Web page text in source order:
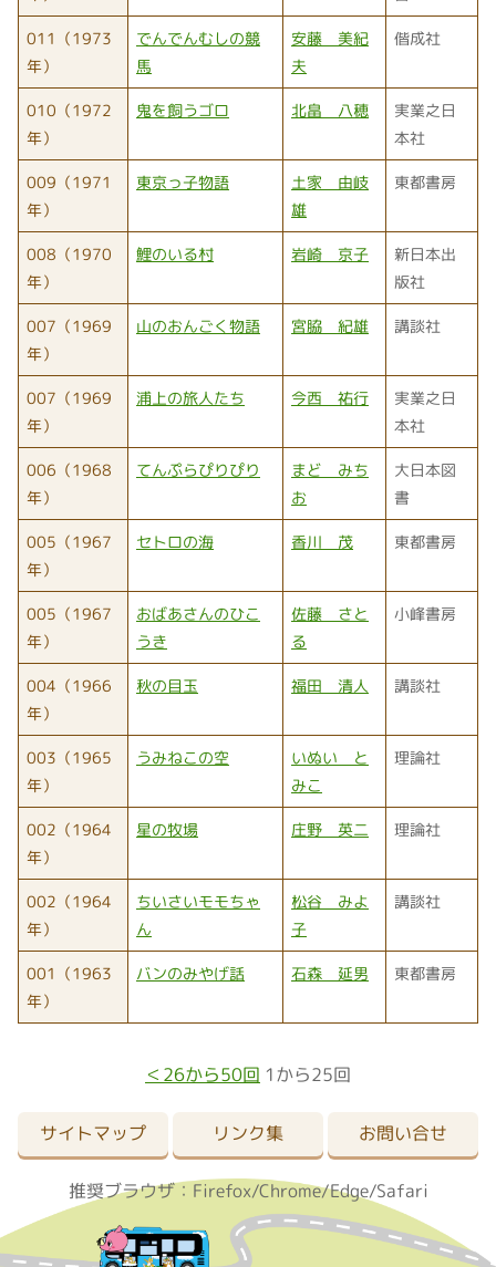
011（1973
年）
でんでんむしの競
馬
安藤 美紀
夫
偕成社
010（1972
年）
鬼を飼うゴロ 北畠 八穂
実業之日
本社
009（1971
年）
東京っ子物語
土家 由岐
雄
東都書房
008（1970
年）
鯉のいる村 岩崎 京子
新日本出
版社
007（1969
年）
山のおんごく物語 宮脇 紀雄 講談社
007（1969
年）
浦上の旅人たち 今西 祐行
実業之日
本社
006（1968
年）
てんぷらぴりぴり
まど みち
お
大日本図
書
005（1967
年）
セトロの海 香川 茂 東都書房
005（1967
年）
おばあさんのひこ
うき
佐藤 さと
る
小峰書房
004（1966
年）
秋の目玉 福田 清人 講談社
003（1965
年）
うみねこの空
いぬい と
みこ
理論社
002（1964
年）
星の牧場 庄野 英二 理論社
002（1964
年）
ちいさいモモちゃ
ん
松谷 みよ
子
講談社
001（1963
年）
バンのみやげ話 石森 延男 東都書房
＜26から50回 1から25回
サイトマップ リンク集 お問い合せ
推奨ブラウザ：Firefox/Chrome/Edge/Safari